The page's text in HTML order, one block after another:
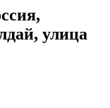
улица